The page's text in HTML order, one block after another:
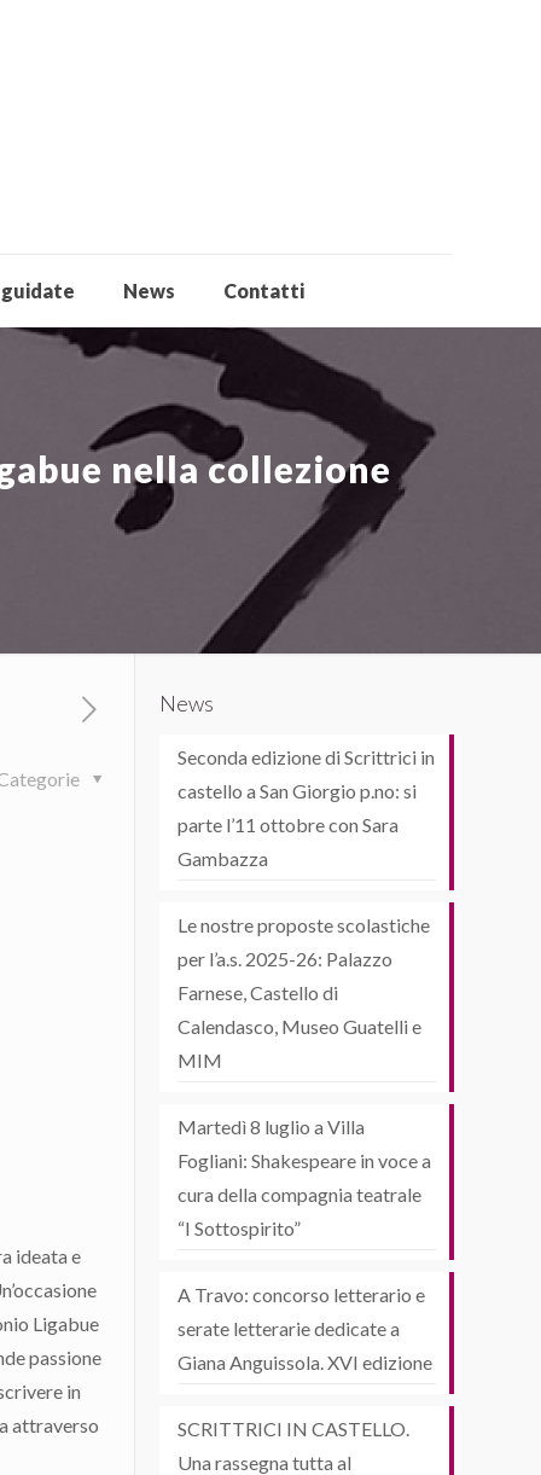
News Contatti
nella collezione
ideata e
Ligabue
passione
in
attraverso
News
Seconda edizione di Scrittrici in
castello a San Giorgio p.no: si
parte l’11 ottobre con Sara
Gambazza
Le nostre proposte scolastiche
per l’a.s. 2025-26: Palazzo
Farnese, Castello di
Calendasco, Museo Guatelli e
MIM
Martedì 8 luglio a Villa
Fogliani: Shakespeare in voce a
cura della compagnia teatrale
“I Sottospirito”
A Travo: concorso letterario e
serate letterarie dedicate a
Giana Anguissola. XVI edizione
SCRITTRICI IN CASTELLO.
Una rassegna tutta al